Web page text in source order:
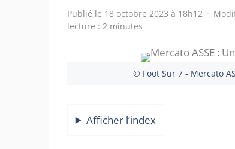
Publié le 18 octobre 2023 à 18h12 ·
lecture : 2 minutes
© Foot Sur 7 - Mercato
Afficher l’index